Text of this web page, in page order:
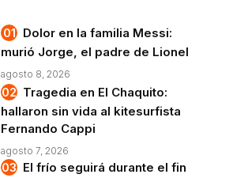
Dolor en la familia Messi:
murió Jorge, el padre de Lionel
agosto 8, 2026
Tragedia en El Chaquito:
hallaron sin vida al kitesurfista
Fernando Cappi
agosto 7, 2026
El frío seguirá durante el fin